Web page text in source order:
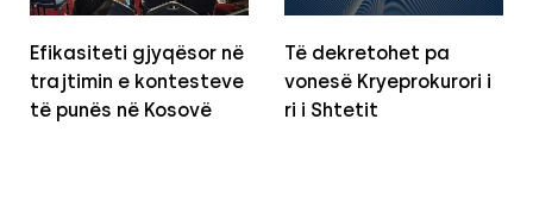
Efikasiteti gjyqësor në
trajtimin e kontesteve
të punës në Kosovë
Të dekretohet pa
vonesë Kryeprokurori i
ri i Shtetit